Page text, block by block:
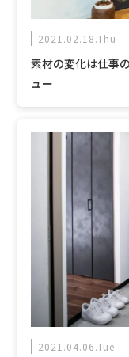
2021.02.18.Thu
素材の変化は仕事
ュー
2021.04.06.Tue